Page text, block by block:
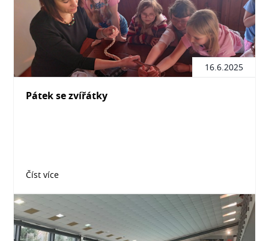
16.6.2025
Pátek se zvířátky
Číst více